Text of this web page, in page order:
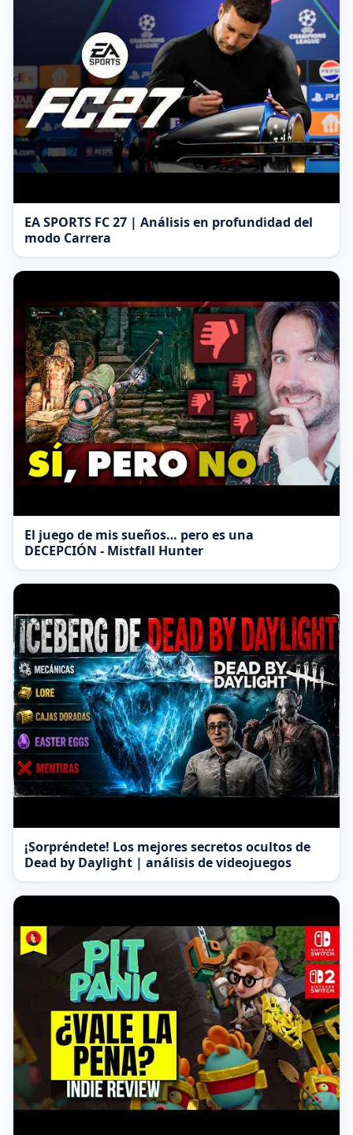
EA SPORTS FC 27 | Análisis en profundidad del
modo Carrera
El juego de mis sueños… pero es una
DECEPCIÓN - Mistfall Hunter
¡Sorpréndete! Los mejores secretos ocultos de
Dead by Daylight | análisis de videojuegos